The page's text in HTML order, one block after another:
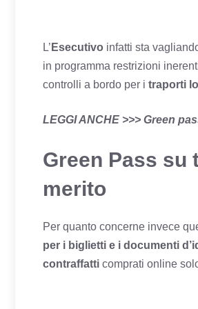
L’ Esecutivo infatti sta
in programma restrizioni
controlli a bordo per i traporti
LEGGI ANCHE >>> Green
Green Pass su
merito
Per quanto concerne invece
per i biglietti e i documenti
contraffatti comprati online